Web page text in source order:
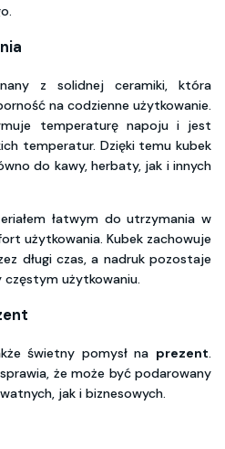
z solidnej ceramiki, która
na codzienne użytkowanie.
temperaturę napoju i jest
temperatur. Dzięki temu kubek
do kawy, herbaty, jak i innych
łatwym do utrzymania w
użytkowania. Kubek zachowuje
długi czas, a nadruk pozostaje
częstym użytkowaniu.
świetny pomysł na prezent.
że może być podarowany
jak i biznesowych.